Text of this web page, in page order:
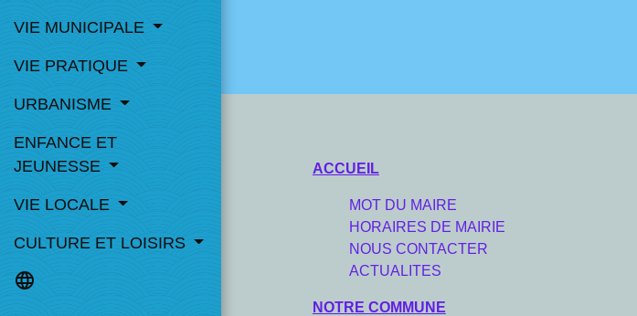
VIE MUNICIPALE
VIE PRATIQUE
URBANISME
ENFANCE ET
JEUNESSE
VIE LOCALE
CULTURE ET LOISIRS
language
ACCUEIL
MOT DU MAIRE
HORAIRES DE MAIRIE
NOUS CONTACTER
ACTUALITES
NOTRE COMMUNE